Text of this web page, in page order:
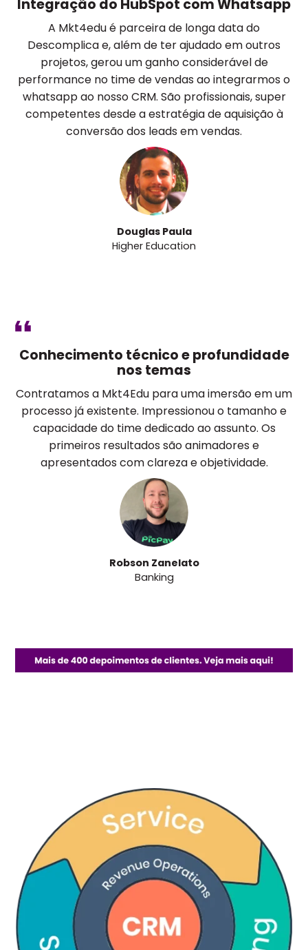
Integração do HubSpot com Whatsapp
A Mkt4edu é parceira de longa data do
Descomplica e, além de ter ajudado em outros
projetos, gerou um ganho considerável de
performance no time de vendas ao integrarmos o
whatsapp ao nosso CRM. São profissionais, super
competentes desde a estratégia de aquisição à
conversão dos leads em vendas.
Douglas Paula
Higher Education
Conhecimento técnico e profundidade
nos temas
Contratamos a Mkt4Edu para uma imersão em um
processo já existente. Impressionou o tamanho e
capacidade do time dedicado ao assunto. Os
primeiros resultados são animadores e
apresentados com clareza e objetividade.
Robson Zanelato
Banking